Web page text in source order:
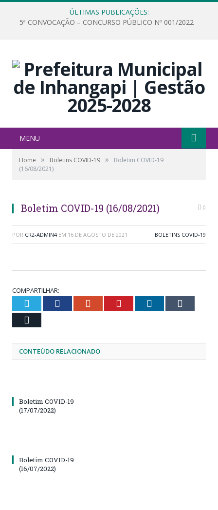
ÚLTIMAS PUBLICAÇÕES:
5ª CONVOCAÇÃO – CONCURSO PÚBLICO Nº 001/2022
MENU
Home » Boletins COVID-19 »
Boletim COVID-19
(16/08/2021)
Boletim COVID-19 (16/08/2021) 0
POR CR2-ADMIN4 EM 16 DE AGOSTO DE 2021 BOLETINS COVID-19
COMPARTILHAR:
Twitter Facebook Google+ Pinterest LinkedIn
CONTEÚDO RELACIONADO
Boletim COVID-19
(17/07/2022)
Boletim COVID-19
(16/07/2022)